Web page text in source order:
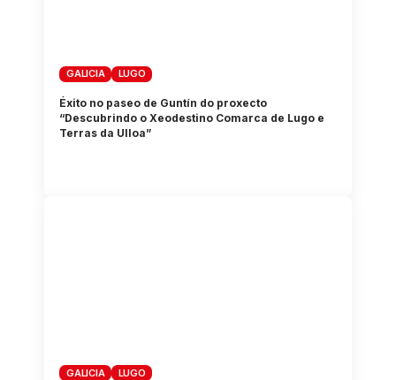
GALICIA LUGO
Éxito no paseo de Guntín do proxecto
“Descubrindo o Xeodestino Comarca de Lugo e
Terras da Ulloa”
GALICIA LUGO